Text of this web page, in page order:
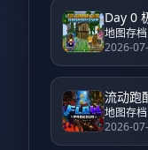
地图存档
2026-
流动跑
地图存档
2026-